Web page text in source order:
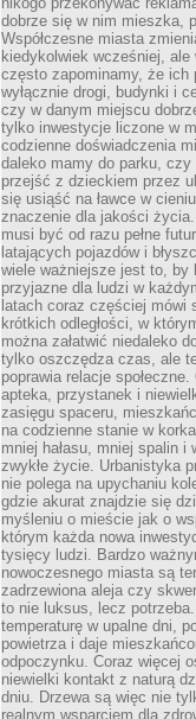
dobrze się w nim mieszka,
Współczesne miasta
kiedykolwiek wcześniej,
często zapominamy, że ich
wyłącznie drogi, budynki i
czy w danym miejscu
tylko inwestycje liczone w
codzienne doświadczenia
daleko mamy do parku,
przejść z dzieckiem przez
się usiąść na ławce w
znaczenie dla jakości
musi być od razu pełne
latających pojazdów i
wiele ważniejsze jest to, by
przyjazne dla ludzi w
latach coraz częściej mówi
krótkich odległości, w
można załatwić niedaleko
tylko oszczędza czas, ale
poprawia relacje
apteka, przystanek i
zasięgu spaceru,
na codzienne stanie w
mniej hałasu, mniej spalin i
zwykłe życie. Urbanistyka
nie polega na upychaniu
gdzie akurat znajdzie się
myśleniu o mieście jak o
którym każda nowa
tysięcy ludzi. Bardzo
nowoczesnego miasta są
zadrzewiona aleja czy
to nie luksus, lecz
temperaturę w upalne dni,
powietrza i daje
odpoczynku. Coraz więcej
niewielki kontakt z naturą
dniu. Drzewa są więc nie
realnym wsparciem dla